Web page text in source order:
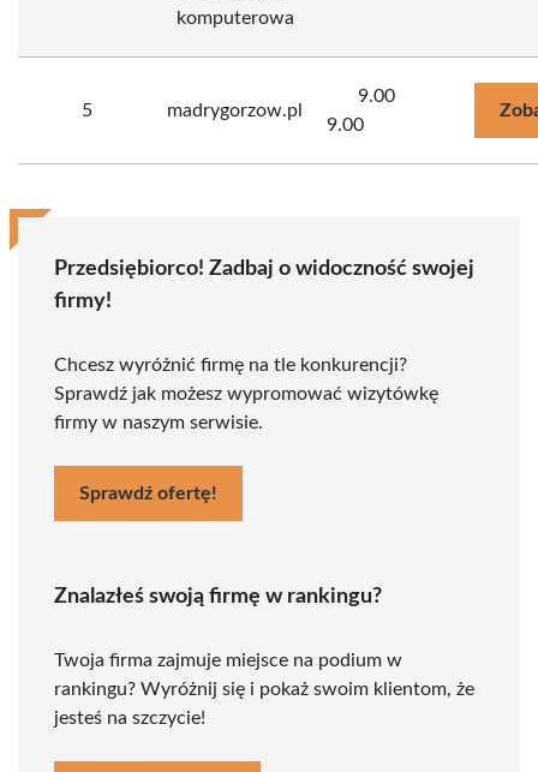
komputerowa
5 madrygorzow.pl
9.00
9.00
Przedsiębiorco! Zadbaj o widoczność swojej
firmy!
Chcesz wyróżnić firmę na tle konkurencji?
Sprawdź jak możesz wypromować wizytówkę
firmy w naszym serwisie.
Sprawdź ofertę!
Znalazłeś swoją firmę w rankingu?
Twoja firma zajmuje miejsce na podium w
rankingu? Wyróżnij się i pokaż swoim klientom, że
jesteś na szczycie!